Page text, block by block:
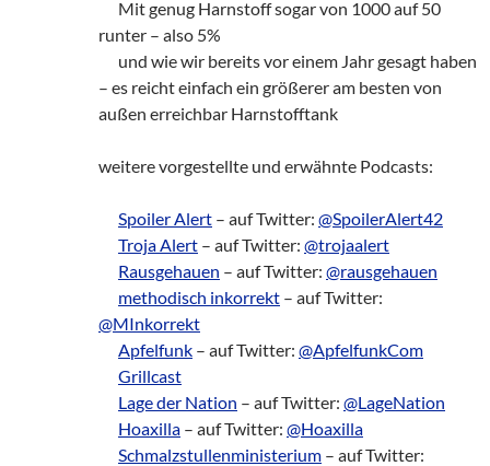
Mit genug Harnstoff sogar von 1000 auf 50
runter – also 5%
und wie wir bereits vor einem Jahr gesagt haben
– es reicht einfach ein größerer am besten von
außen erreichbar Harnstofftank
weitere vorgestellte und erwähnte Podcasts:
Spoiler Alert – auf Twitter: @SpoilerAlert42
Troja Alert – auf Twitter: @trojaalert
Rausgehauen – auf Twitter: @rausgehauen
methodisch inkorrekt – auf Twitter:
@MInkorrekt
Apfelfunk – auf Twitter: @ApfelfunkCom
Grillcast
Lage der Nation – auf Twitter: @LageNation
Hoaxilla – auf Twitter: @Hoaxilla
Schmalzstullenministerium – auf Twitter: